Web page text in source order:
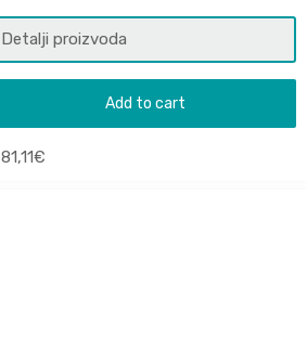
Detalji proizvoda
Add to cart
81,11€